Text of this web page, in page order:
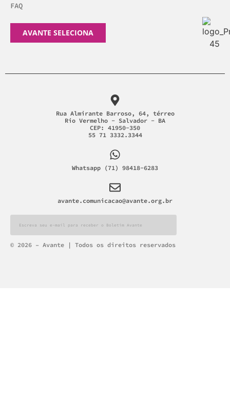
FAQ
AVANTE SELECIONA
Rua Almirante Barroso, 64, térreo
Rio Vermelho - Salvador - BA
CEP: 41950-350
55 71 3332.3344
Whatsapp (71) 98418-6283
avante.comunicacao@avante.org.br
Alternative:
© 2026 – Avante | Todos os direitos reservados